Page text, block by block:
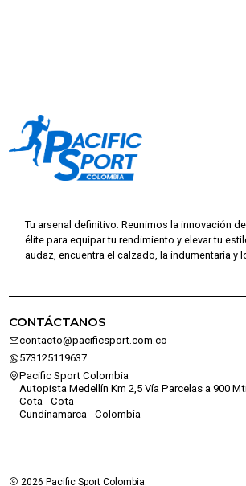
Tu arsenal definitivo. Reunimos la innovación
élite para equipar tu rendimiento y elevar tu
audaz, encuentra el calzado, la indumentaria y
CONTÁCTANOS
contacto@pacificsport.com.co
573125119637
Pacific Sport Colombia
Autopista Medellín Km 2,5 Vía Parcelas a 900
Cota - Cota
Cundinamarca - Colombia
2026 Pacific Sport Colombia.